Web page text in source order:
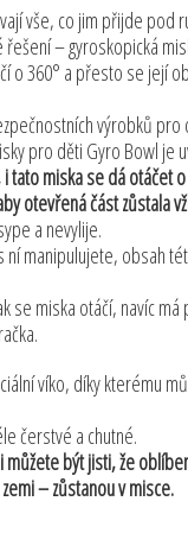
vše, co jim přijde pod
řešení – gyroskopická
o 360° a přesto se její
výrobků pro
pro děti Gyro Bowl je
tato miska se dá otáčet
otevřená část zůstala
a nevylije.
ní manipulujete, obsah
se miska otáčí, navíc
víko, díky kterému
čerstvé a chutné.
můžete být jisti, že
– zůstanou v misce.